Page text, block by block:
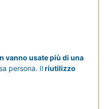
vanno usate più di una
persona. Ilriutilizzo